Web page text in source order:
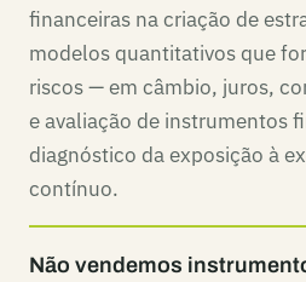
financeiras na criação de
modelos quantitativos que
riscos — em câmbio, juros,
e avaliação de instrumentos
diagnóstico da exposição à
contínuo.
Não vendemos